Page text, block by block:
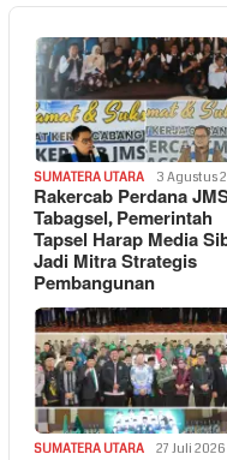
SUMATERA UTARA 3 Agustus
Rakercab Perdana
Tabagsel, Pemerintah
Tapsel Harap Media
Jadi Mitra Strategis
Pembangunan
SUMATERA UTARA 27 Juli 2026